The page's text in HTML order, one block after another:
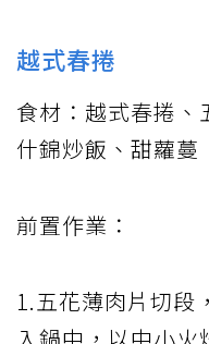
越式春捲
食材：越式春捲、
什錦炒飯、甜蘿蔓
前置作業：
1.五花薄肉片切段